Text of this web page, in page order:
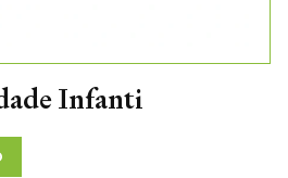
Infanti